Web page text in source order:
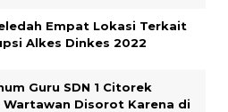
Empat Lokasi Terkait
Alkes Dinkes 2022
Guru SDN 1 Citorek
Wartawan Disorot Karena di